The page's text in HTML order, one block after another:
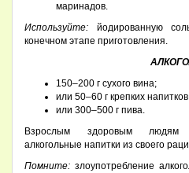
маринадов.
Используйте: йодированную
конечном этапе приготовления.
150–200 г сухого вина;
или 50–60 г крепких
или 300–500 г пива.
Взрослым здоровым людям
алкогольные напитки из своего
Помните: злоупотребление